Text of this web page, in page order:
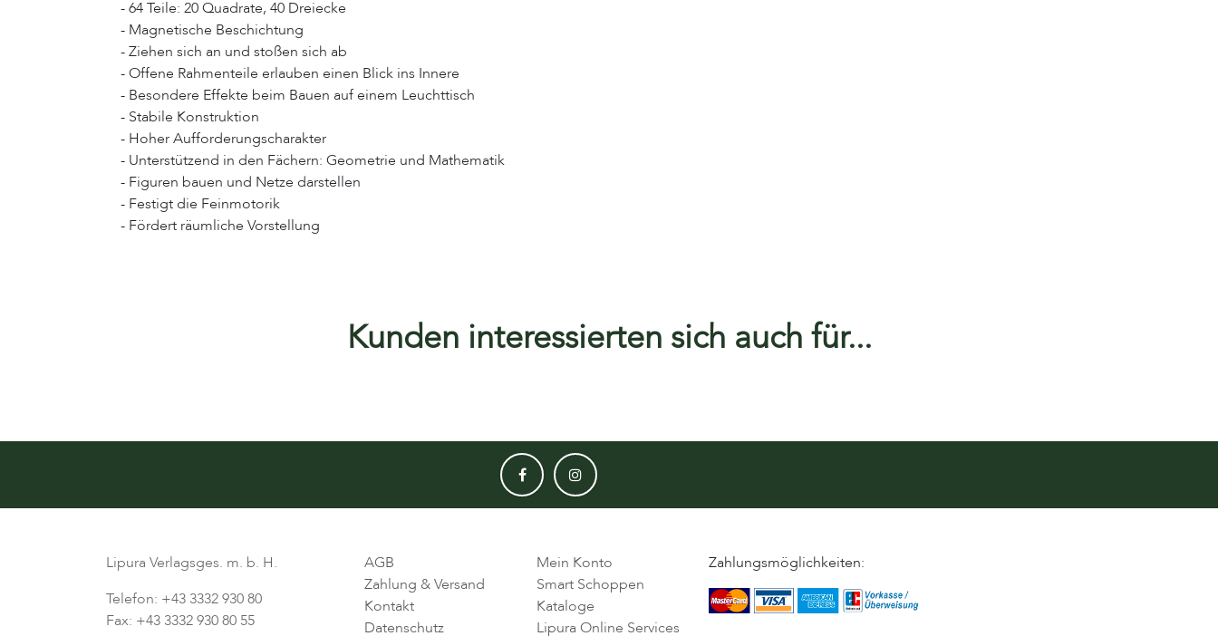
- 64 Teile: 20 Quadrate, 40 Dreiecke
- Magnetische Beschichtung
- Ziehen sich an und stoßen sich ab
- Offene Rahmenteile erlauben einen Blick ins Innere
- Besondere Effekte beim Bauen auf einem Leuchttisch
- Stabile Konstruktion
- Hoher Aufforderungscharakter
- Unterstützend in den Fächern: Geometrie und Mathematik
- Figuren bauen und Netze darstellen
- Festigt die Feinmotorik
- Fördert räumliche Vorstellung
Kunden interessierten sich auch für...
Lipura Verlagsges. m. b. H.
Telefon: +43 3332 930 80
Fax: +43 3332 930 80 55
AGB
Zahlung & Versand
Kontakt
Datenschutz
Mein Konto
Smart Schoppen
Kataloge
Lipura Online Services
Zahlungsmöglichkeiten: